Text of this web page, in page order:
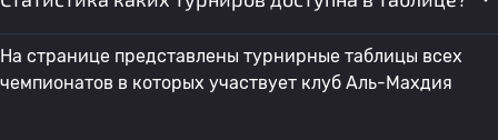
На странице представлены турнирные таблицы всех
чемпионатов в которых участвует клуб Аль-Махдия